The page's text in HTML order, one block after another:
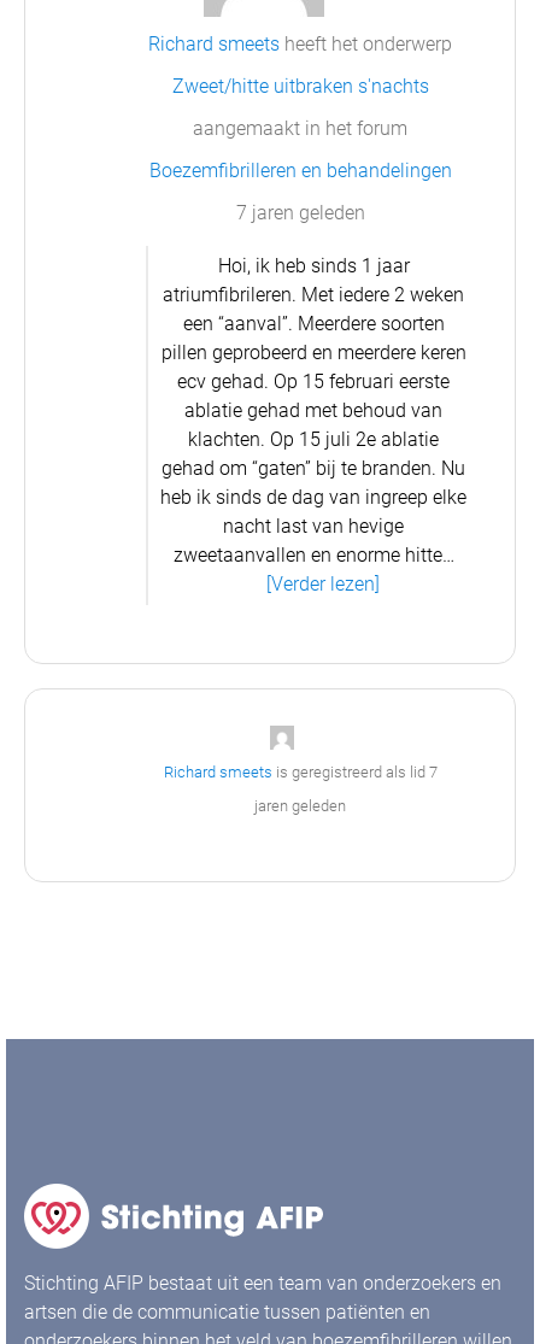
Richard smeets heeft het onderwerp
Zweet/hitte uitbraken s'nachts
aangemaakt in het forum
Boezemfibrilleren en behandelingen
7 jaren geleden
Hoi, ik heb sinds 1 jaar
atriumfibrileren. Met iedere 2 weken
een “aanval”. Meerdere soorten
pillen geprobeerd en meerdere keren
ecv gehad. Op 15 februari eerste
ablatie gehad met behoud van
klachten. Op 15 juli 2e ablatie
gehad om “gaten” bij te branden. Nu
heb ik sinds de dag van ingreep elke
nacht last van hevige
zweetaanvallen en enorme hitte…
[Verder lezen]
Richard smeets is geregistreerd als lid 7
jaren geleden
Stichting AFIP bestaat uit een team van onderzoekers en
artsen die de communicatie tussen patiënten en